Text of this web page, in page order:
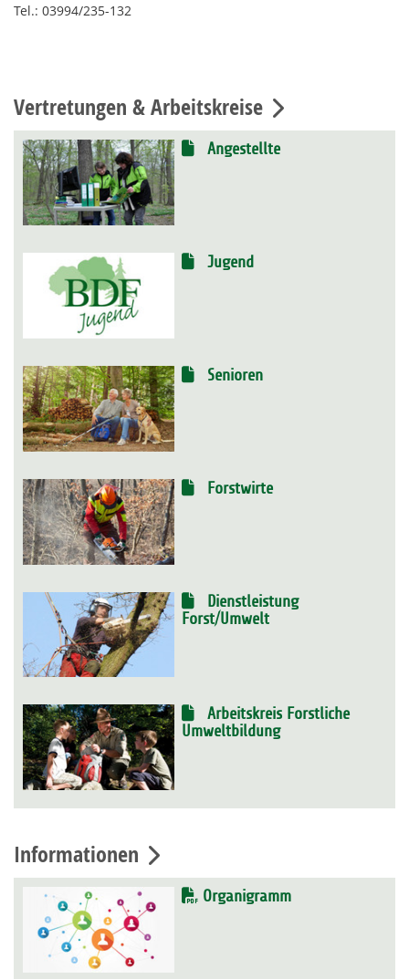
Tel.: 03994/235-132
Vertretungen & Arbeitskreise
Angestellte
Jugend
Senioren
Forstwirte
Dienstleistung
Forst/Umwelt
Arbeitskreis Forstliche
Umweltbildung
Informationen
Organigramm